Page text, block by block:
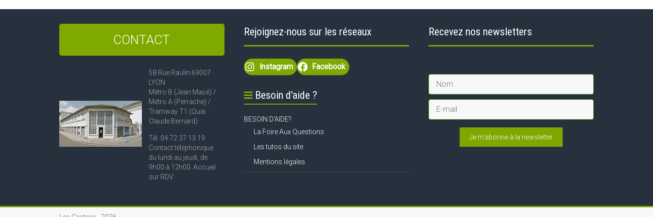
CONTACT
58 Rue Raulin 69007
LYON
Métro B (Jean Macé) /
Métro A (Perrache) /
Tramway T1 (Quai
Claude Bernard)
Tél. 04 72 37 13 19
Contact téléphonique
du lundi au jeudi, de
9h00 à 12h00. Accueil
sur RDV.
Rejoignez-nous sur les réseaux
Instagram Facebook
Besoin d’aide ?
BESOIN D’AIDE?
La Foire Aux Questions
Les tutos du site
Mentions légales
Recevez nos newsletters
Je m'abonne à la newsletter